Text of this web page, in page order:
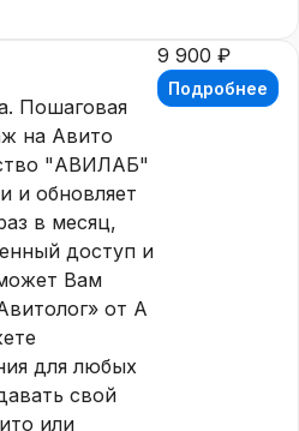
Пошаговая
на Авито
"АВИЛАБ"
и обновляет
в месяц,
доступ и
Вам
от А
для любых
свой
или
9 900 ₽
Подробнее